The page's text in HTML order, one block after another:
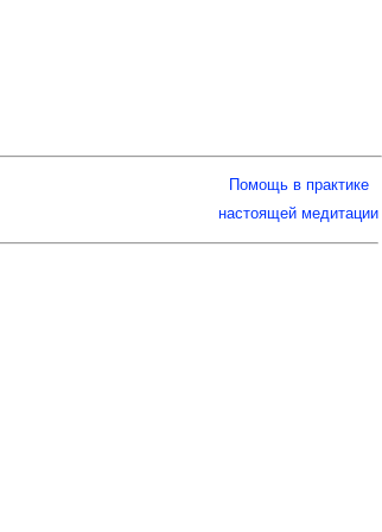
Помощь в практике
настоящей медитации